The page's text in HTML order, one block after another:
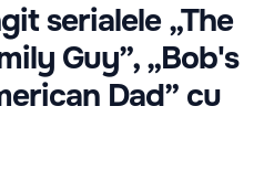
serialele „The
Guy”, „Bob's
Dad” cu